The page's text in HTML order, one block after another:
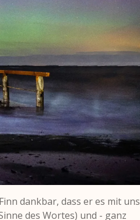
dankbar, dass er es mit uns
des Wortes) und - ganz